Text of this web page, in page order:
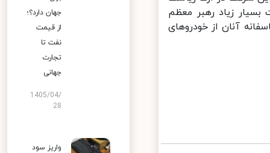
زیاد رهبر معظم
آنان از خودروهای
جهان دارد؟؛
از قیمت
نفت تا
تجارت
جهانی
1405/04/
28
واریز سود